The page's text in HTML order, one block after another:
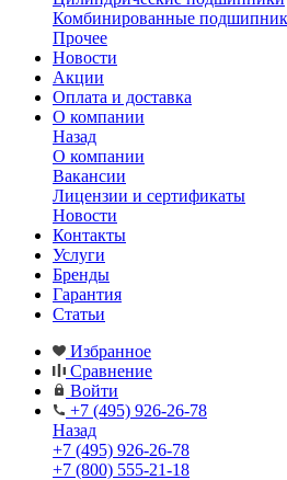
Комбинированные
Прочее
Новости
Акции
Оплата и доставка
О компании
Назад
О компании
Вакансии
Лицензии и сертификаты
Новости
Контакты
Услуги
Бренды
Гарантия
Статьи
Избранное
Сравнение
Войти
+7 (495) 926-26-78
Назад
+7 (495) 926-26-78
+7 (800) 555-21-18